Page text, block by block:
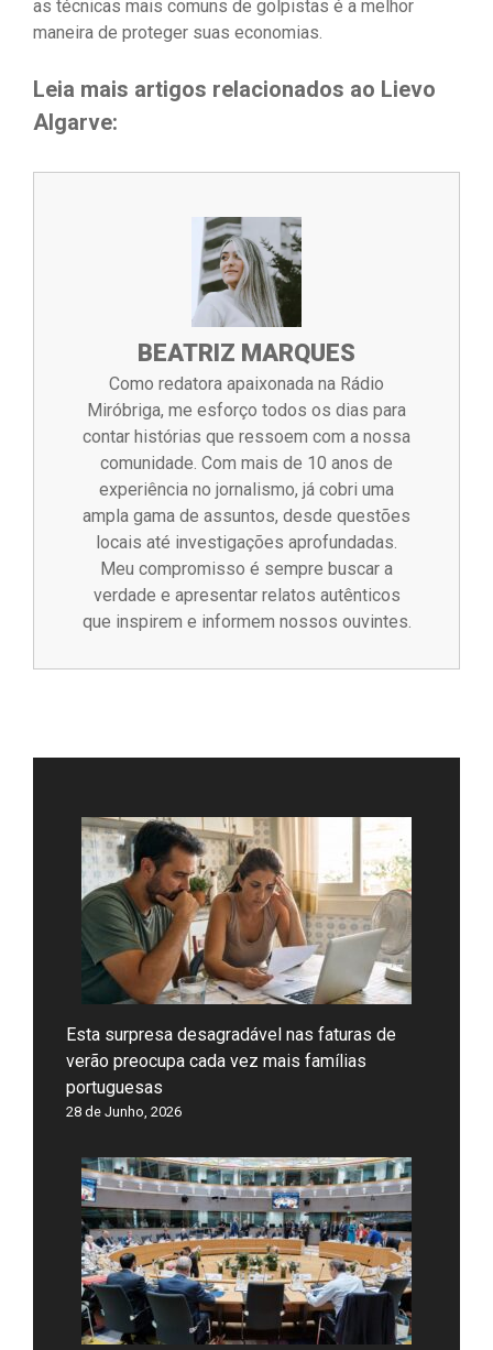
as técnicas mais comuns de golpistas é a melhor
maneira de proteger suas economias.
Leia mais artigos relacionados ao Lievo
Algarve:
BEATRIZ MARQUES
Como redatora apaixonada na Rádio
Miróbriga, me esforço todos os dias para
contar histórias que ressoem com a nossa
comunidade. Com mais de 10 anos de
experiência no jornalismo, já cobri uma
ampla gama de assuntos, desde questões
locais até investigações aprofundadas.
Meu compromisso é sempre buscar a
verdade e apresentar relatos autênticos
que inspirem e informem nossos ouvintes.
Esta surpresa desagradável nas faturas de
verão preocupa cada vez mais famílias
portuguesas
28 de Junho, 2026